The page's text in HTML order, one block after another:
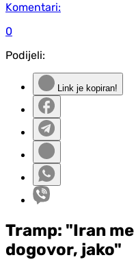
Komentari:
0
Podijeli:
Link je kopiran!
Tramp: "Iran
dogovor, jako"